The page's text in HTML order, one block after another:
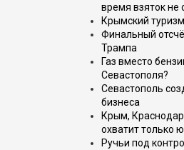
время взяток не
Крымский
Финальный
Трампа
Газ вместо
Севастополя?
Севастополь
бизнеса
Крым,
охватит только
Ручьи под